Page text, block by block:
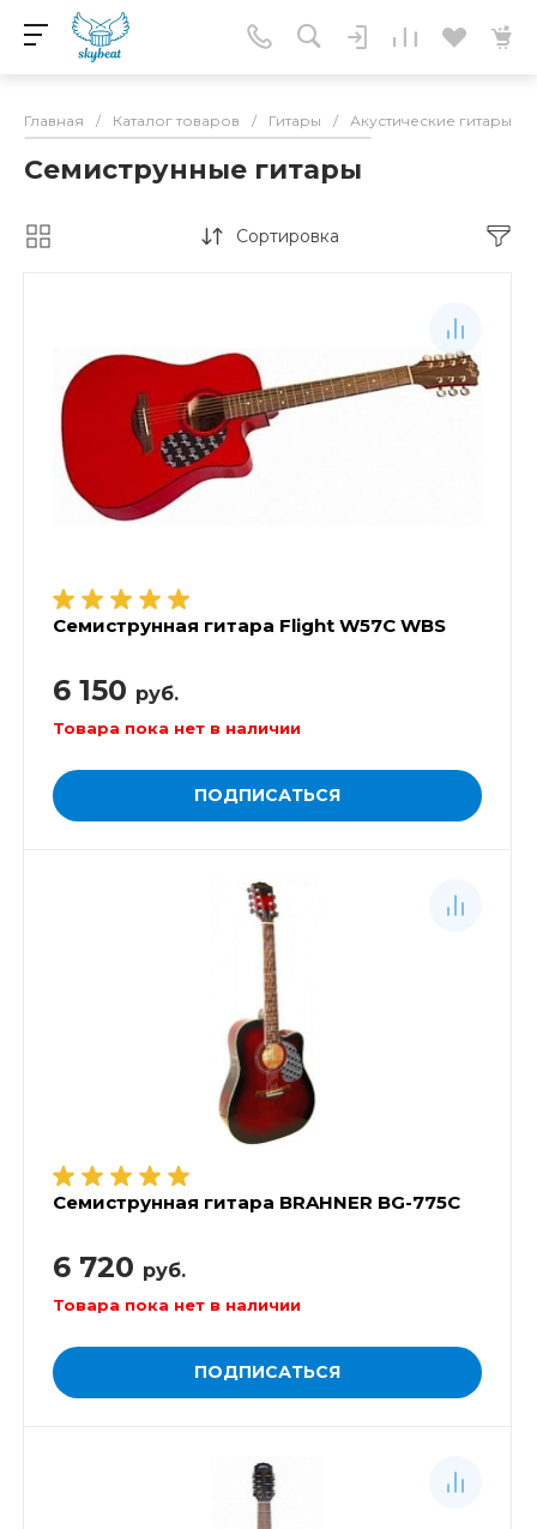
Главная / Каталог товаров / Гитары / Акустические гитары
Семиструнные гитары
Сортировка
Семиструнная гитара Flight W57C WBS
6 150 руб.
Товара пока нет в наличии
ПОДПИСАТЬСЯ
Семиструнная гитара BRAHNER BG-775C
6 720 руб.
Товара пока нет в наличии
ПОДПИСАТЬСЯ